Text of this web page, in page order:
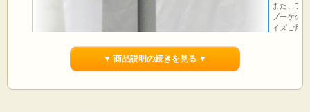
また、ブ
ブーケの
イズご用
▼ 商品説明の続きを見る ▼